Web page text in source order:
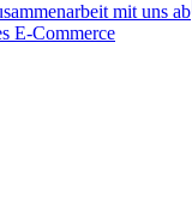
mit uns ab
E-Commerce